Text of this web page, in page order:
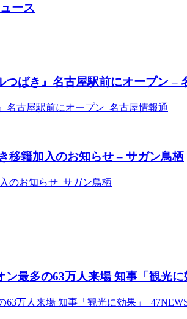
ース
ばき』名古屋駅前にオープン –
名古屋駅前にオープン 名古屋情報通
移籍加入のお知らせ – サガン鳥栖
のお知らせ サガン鳥栖
最多の63万人来場 知事「観光に
万人来場 知事「観光に効果」